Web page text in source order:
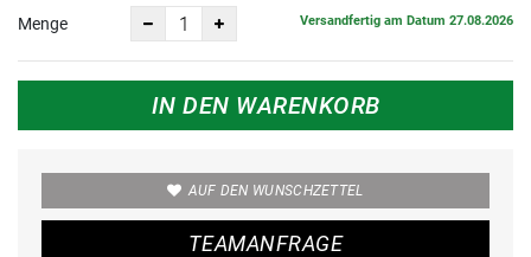
Menge Versandfertig am Datum 27.08.2026
IN DEN WARENKORB
AUF DEN WUNSCHZETTEL
TEAMANFRAGE